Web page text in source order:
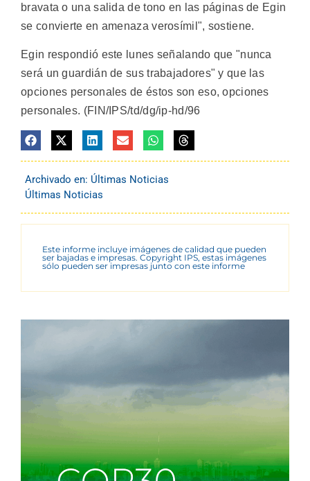
bravata o una salida de tono en las páginas de Egin
se convierte en amenaza verosímil", sostiene.
Egin respondió este lunes señalando que "nunca
será un guardián de sus trabajadores" y que las
opciones personales de éstos son eso, opciones
personales. (FIN/IPS/td/dg/ip-hd/96
Archivado en: Últimas Noticias
Últimas Noticias
Este informe incluye imágenes de calidad que pueden
ser bajadas e impresas. Copyright IPS, estas imágenes
sólo pueden ser impresas junto con este informe